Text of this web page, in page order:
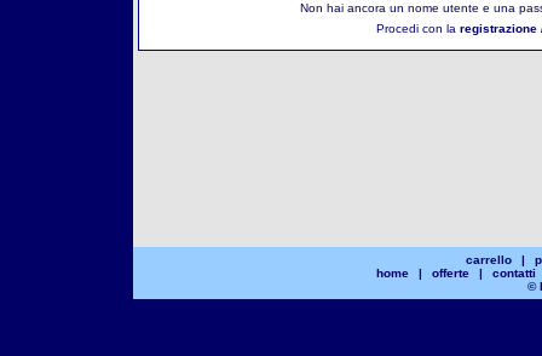
Non hai ancora un nome utente e una
Procedi con la registrazione
carrello |
home
| offerte |
contatti
©